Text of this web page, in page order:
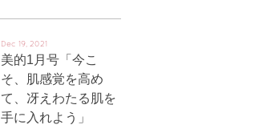
Dec 19, 2021
美的1月号「今こ
そ、肌感覚を高め
て、冴えわたる肌を
手に入れよう」